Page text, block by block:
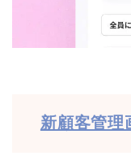
新顧客管理